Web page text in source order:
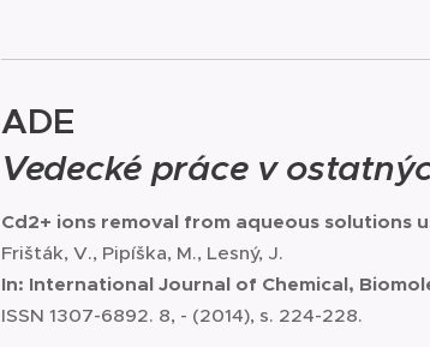
ADE
Vedecké práce v
Cd2+ ions removal from aqueous solutions
Frišták, V., Pipíška, M., Lesný, J.
In: International Journal of Chemical,
ISSN 1307-6892. 8, - (2014), s. 224-228.